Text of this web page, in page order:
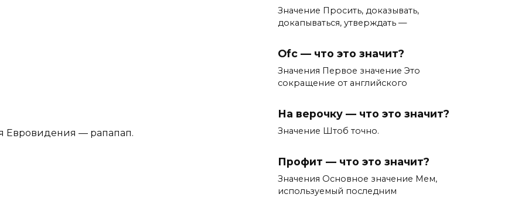
Евровидения — рапапап.
Значение Просить, доказывать,
докапываться, утверждать —
Ofc — что это значит?
Значения Первое значение Это
сокращение от английского
На верочку — что это значит?
Значение Штоб точно.
Профит — что это значит?
Значения Основное значение Мем,
используемый последним